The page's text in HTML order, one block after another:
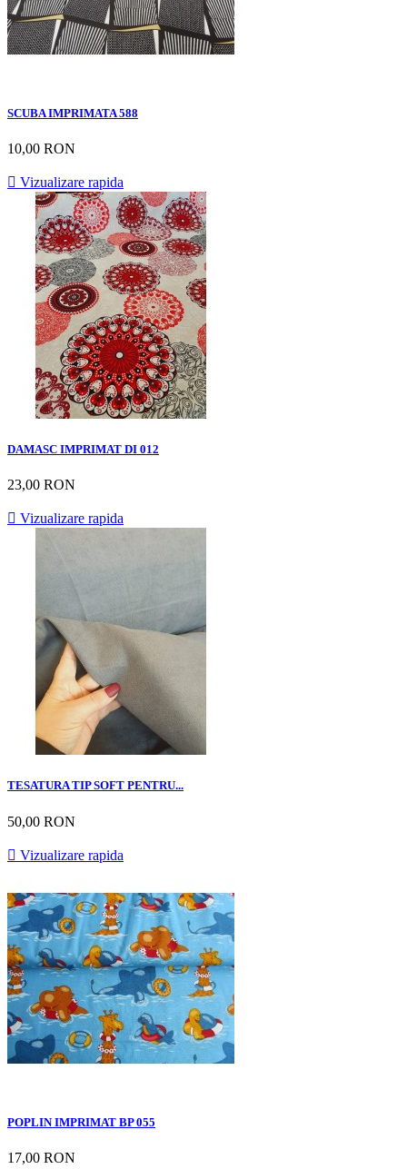
SCUBA IMPRIMATA 588
10,00 RON
 Vizualizare rapida
DAMASC IMPRIMAT DI 012
23,00 RON
 Vizualizare rapida
TESATURA TIP SOFT PENTRU...
50,00 RON
 Vizualizare rapida
POPLIN IMPRIMAT BP 055
17,00 RON